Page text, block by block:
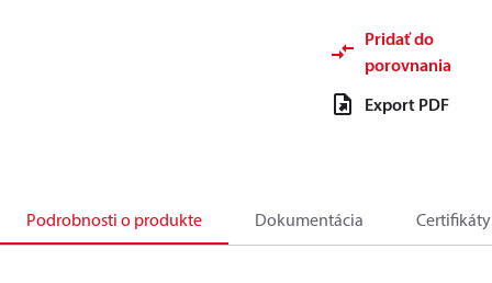
Pridať do
porovnania
Export PDF
Podrobnosti o produkte Dokumentácia Certifikáty